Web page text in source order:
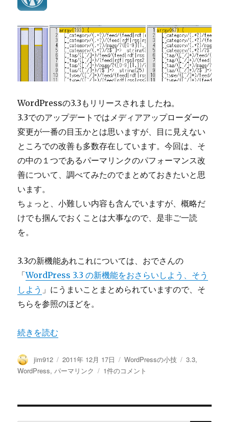
WordPressの3.3もリリースされましたね。
3.3でのアップデートではメディアアップローダーの
変更が一番の目玉かとは思いますが、目に見えない
ところでの改善も多数存在しています。今回は、そ
の中の１つであるパーマリンクのパフォーマンス改
善について、調べてみたのでまとめておきたいと思
います。
ちょっと、小難しい内容も含んでいますが、概略だ
けでも掴んでおくことは大事なので、是非ご一読
を。
3.3の新機能あれこれについては、おでさんの
「WordPress 3.3 の新機能をおさらいしよう、そう
しよう 」にうまいことまとめられていますので、そ
ちらを参照のほどを。
“WordPressの3.3のパーマリンクパフォーマンス改善に
続きを読む
投
稿
jim912
投
稿
2011年 12月 17日
カ
テ
WordPressの小技
タ
3.3,
WordPress,パーマリンク
WordPress
の
1件のコメント